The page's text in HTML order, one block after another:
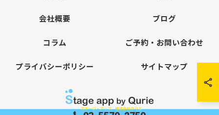
会社概要 ブログ
コラム ご予約・お問い合わせ
プライバシーポリシー サイトマップ